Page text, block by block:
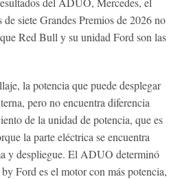
siete Grandes Premios de 2026 no
Red Bull y su unidad Ford son las
la potencia que puede desplegar
pero no encuentra diferencia
de la unidad de potencia, que es
la parte eléctrica se encuentra
y despliegue. El ADUO determinó
Ford es el motor con más potencia,